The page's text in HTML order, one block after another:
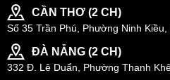
CẦN THƠ (2 CH)
Số 35 Trần Phú, Phường Ninh Kiều,
ĐÀ NẴNG (2 CH)
332 Đ. Lê Duẩn, Phường Thanh